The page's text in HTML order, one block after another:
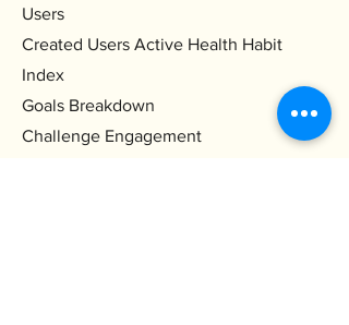
Users
Created Users Active Health Habit
Index
Goals Breakdown
Challenge Engagement